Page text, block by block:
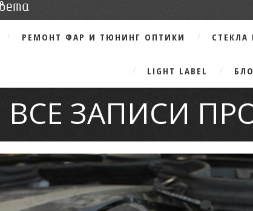
РЕМОНТ ФАР И ТЮНИНГ ОПТИКИ
LIGHT LABEL
ВСЕ ЗАПИСИ